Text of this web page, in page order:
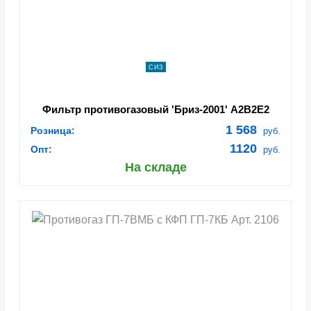
СИЗ
Фильтр противогазовый 'Бриз-2001' А2В2E2
Розница: 1 568 руб.
Опт: 1120 руб.
На складе